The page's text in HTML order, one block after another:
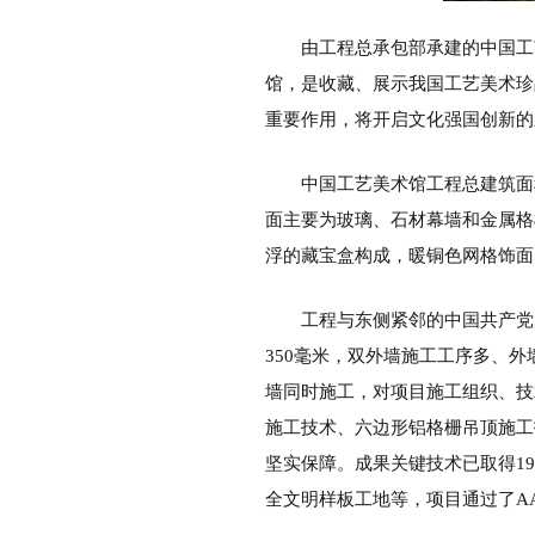
由工程总承包部承建的中国
馆，是收藏、展示我国工艺美术
重要作用，将开启文化强国创新
中国工艺美术馆工程总建筑
面主要为玻璃、石材幕墙和金属
浮的藏宝盒构成，暖铜色网格饰
工程与东侧紧邻的中国共产
350毫米，双外墙施工工序多、
墙同时施工，对项目施工组织、
施工技术、六边形铝格栅吊顶施
坚实保障。成果关键技术已取得
全文明样板工地等，项目通过了